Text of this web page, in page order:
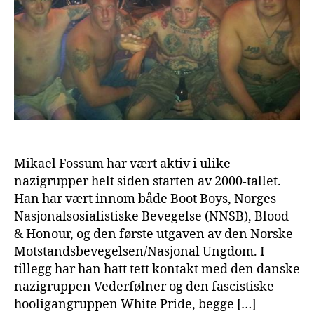
Mikael Fossum har vært aktiv i ulike
nazigrupper helt siden starten av 2000-tallet.
Han har vært innom både Boot Boys, Norges
Nasjonalsosialistiske Bevegelse (NNSB), Blood
& Honour, og den første utgaven av den Norske
Motstandsbevegelsen/Nasjonal Ungdom. I
tillegg har han hatt tett kontakt med den danske
nazigruppen Vederfølner og den fascistiske
hooligangruppen White Pride, begge […]